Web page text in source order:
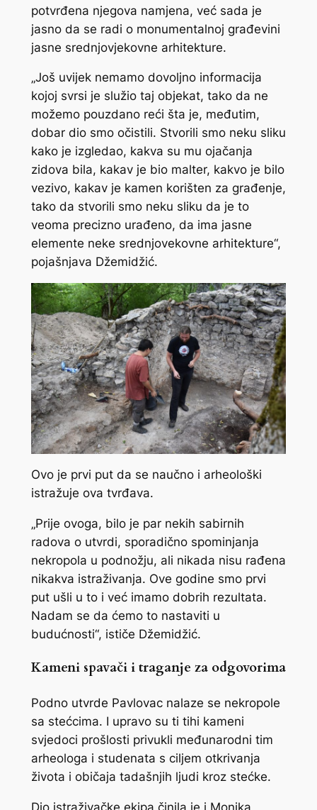
potvrđena njegova namjena, već sada je
jasno da se radi o monumentalnoj građevini
jasne srednjovjekovne arhitekture.
„Još uvijek nemamo dovoljno informacija
kojoj svrsi je služio taj objekat, tako da ne
možemo pouzdano reći šta je, međutim,
dobar dio smo očistili. Stvorili smo neku sliku
kako je izgledao, kakva su mu ojačanja
zidova bila, kakav je bio malter, kakvo je bilo
vezivo, kakav je kamen korišten za građenje,
tako da stvorili smo neku sliku da je to
veoma precizno urađeno, da ima jasne
elemente neke srednjovekovne arhitekture“,
pojašnjava Džemidžić.
Ovo je prvi put da se naučno i arheološki
istražuje ova tvrđava.
„Prije ovoga, bilo je par nekih sabirnih
radova o utvrdi, sporadično spominjanja
nekropola u podnožju, ali nikada nisu rađena
nikakva istraživanja. Ove godine smo prvi
put ušli u to i već imamo dobrih rezultata.
Nadam se da ćemo to nastaviti u
budućnosti“, ističe Džemidžić.
Kameni spavači i traganje za odgovorima
Podno utvrde Pavlovac nalaze se nekropole
sa stećcima. I upravo su ti tihi kameni
svjedoci prošlosti privukli međunarodni tim
arheologa i studenata s ciljem otkrivanja
života i običaja tadašnjih ljudi kroz stećke.
Dio istraživačke ekipa činila je i Monika